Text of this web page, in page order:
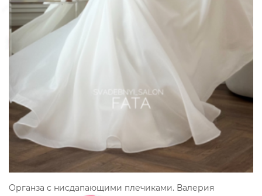
Органза с нисдапающими плечиками. Валерия